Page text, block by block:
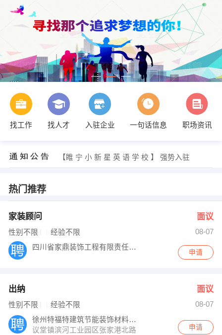
找工作 找人才 入驻企业 一句话信息
职场资讯
【睢 宁 小 新 星 英 语 学 校 】 强势入驻
舒磊 发布 [销售助理 ] 招聘信息
【湖南展盛农牧有限公司】 强势入驻
热门推荐
家装顾问 面议
性别不限 经验不限
08-07
四川省家鼎装饰工程有限责任公司
申请
出纳 面议
性别不限 经验不限
08-07
徐州特福特建筑节能装饰材料有限公司
议堂镇滨河工业园区张家港北路
申请